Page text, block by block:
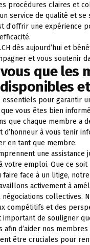
procédures claires et
un service de qualité et
d’offrir une expérience
dès aujourd’hui et
et vous soutenir
que les
essentiels pour garantir
que vous êtes bien
que chaque membre a
d’honneur à vous tenir
en tant que membre.
une
votre emploi. Que ce
face à un litige,
activement à
négociations collectives.
compétitifs et des
de souligner
afin d’aider nos
être cruciales pour